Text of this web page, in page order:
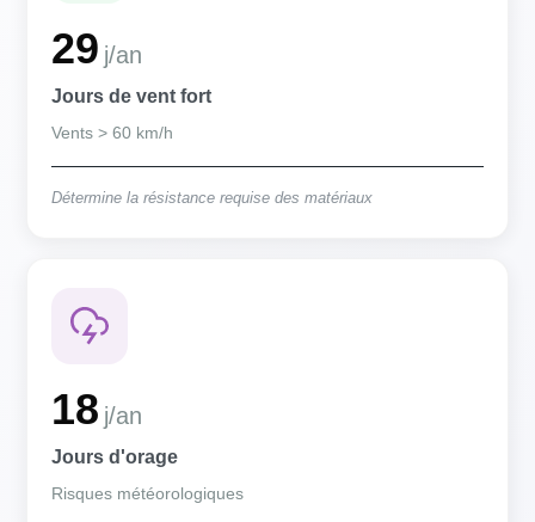
29 j/an
Jours de vent fort
Vents > 60 km/h
Détermine la résistance requise des matériaux
18 j/an
Jours d'orage
Risques météorologiques